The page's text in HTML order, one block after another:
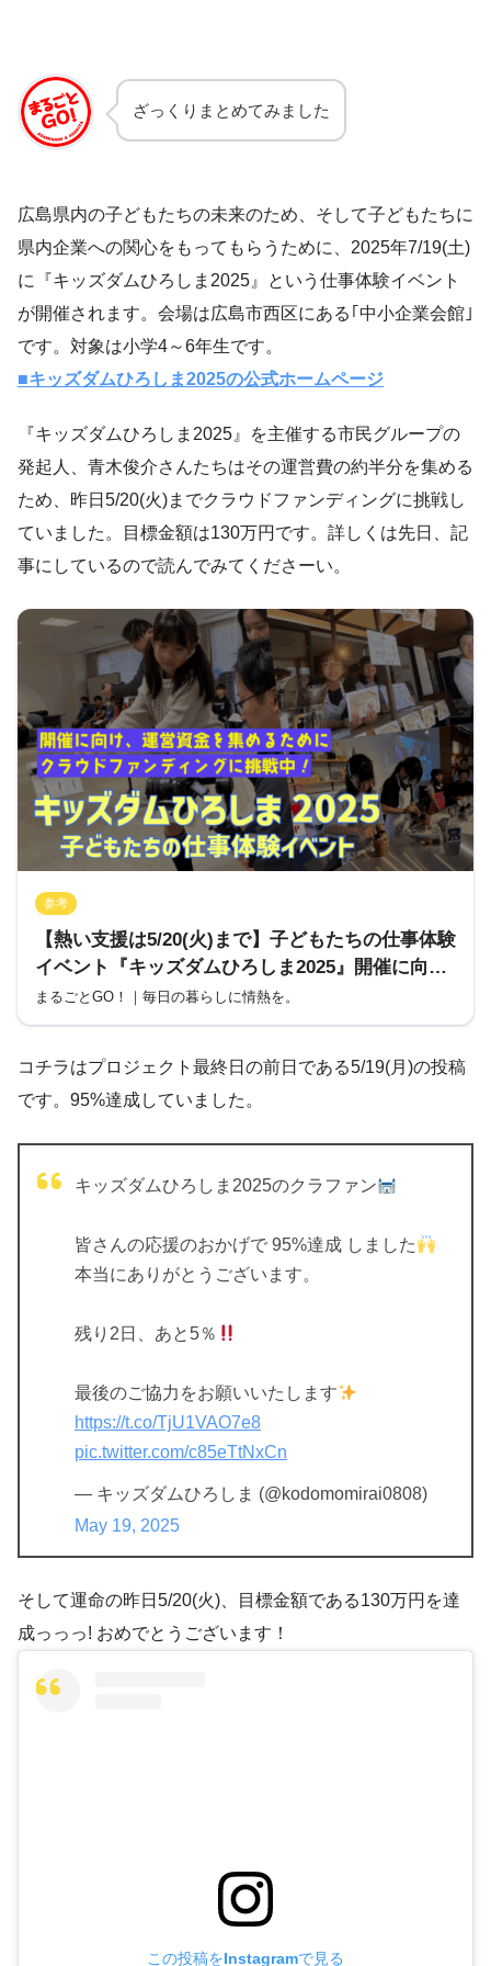
ざっくりまとめてみました
広島県内の子どもたちの未来のため、そして子どもたちに
県内企業への関心をもってもらうために、2025年7/19(土)
に『キッズダムひろしま2025』という仕事体験イベント
が開催されます。会場は広島市西区にある｢中小企業会館｣
です。対象は小学4～6年生です。
■キッズダムひろしま2025の公式ホームページ
『キッズダムひろしま2025』を主催する市民グループの
発起人、青木俊介さんたちはその運営費の約半分を集める
ため、昨日5/20(火)までクラウドファンディングに挑戦し
ていました。目標金額は130万円です。詳しくは先日、記
事にしているので読んでみてくださーい。
参考
【熱い支援は5/20(火)まで】子どもたちの仕事体験
イベント『キッズダムひろしま2025』開催に向
け、会社員の青木俊介さんらがクラウドファンデ
ィングに挑戦!
まるごとGO！｜毎日の暮らしに情熱を。
コチラはプロジェクト最終日の前日である5/19(月)の投稿
です。95%達成していました。
キッズダムひろしま2025のクラファン
皆さんの応援のおかげで 95%達成 しました
本当にありがとうございます。
残り2日、あと5％
最後のご協力をお願いいたします
https://t.co/TjU1VAO7e8
pic.twitter.com/c85eTtNxCn
— キッズダムひろしま (@kodomomirai0808)
May 19, 2025
そして運命の昨日5/20(火)、目標金額である130万円を達
成っっっ! おめでとうございます！
この投稿をInstagramで見る